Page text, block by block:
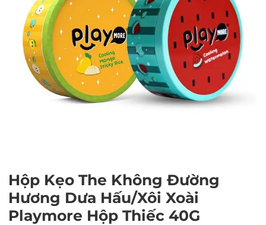
Hộp Kẹo The Không Đường
Hương Dưa Hấu/Xôi Xoài
Playmore Hộp Thiếc 40G
Mã giảm giá:
Ngày hết hạn:
Điều kiện: